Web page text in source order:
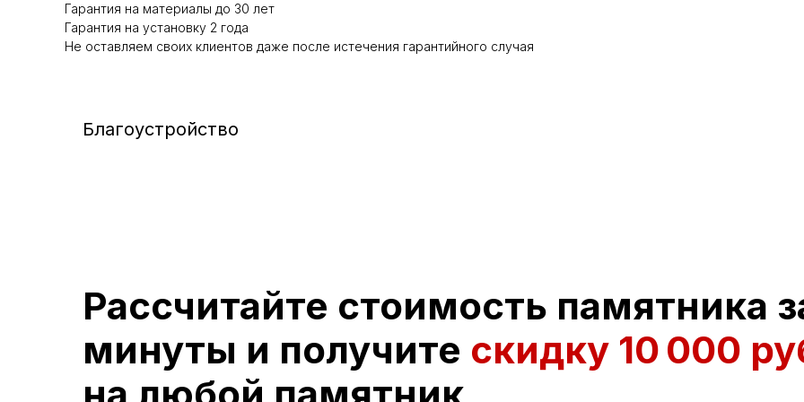
Гарантия на материалы до 30 лет
Гарантия на установку 2 года
Не оставляем своих клиентов даже после истечения гарантийного случая
Благоустройство
Рассчитайте стоимость памятника
минуты и получите скидку 10 000